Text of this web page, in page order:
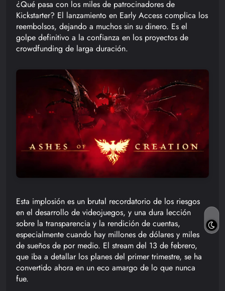
¿Qué pasa con los miles de patrocinadores de
Kickstarter? El lanzamiento en Early Access complica los
reembolsos, dejando a muchos sin su dinero. Es el
golpe definitivo a la confianza en los proyectos de
crowdfunding de larga duración.
Esta implosión es un brutal recordatorio de los riesgos
en el desarrollo de videojuegos, y una dura lección
sobre la transparencia y la rendición de cuentas,
especialmente cuando hay millones de dólares y miles
de sueños de por medio. El stream del 13 de febrero,
que iba a detallar los planes del primer trimestre, se ha
convertido ahora en un eco amargo de lo que nunca
fue.